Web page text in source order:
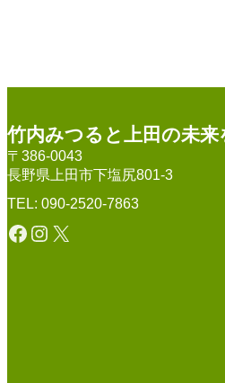
竹内みつると上田の未来
〒386-0043
長野県上田市下塩尻801-3
TEL: 090-2520-7863
Facebook Instagram X